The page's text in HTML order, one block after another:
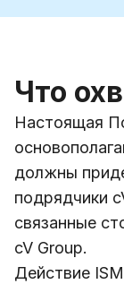
Что
Настоящая
должны
подрядчики
связанные
cV Group.
Действие